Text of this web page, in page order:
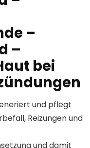
–
–
bei
und pflegt
Reizungen und
und damit